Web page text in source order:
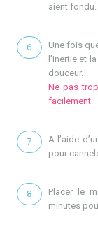
aient fondu.
Une fois
l’inertie et
douceur.
Ne pas
facilement.
A l’aide
pour
Placer le
minutes